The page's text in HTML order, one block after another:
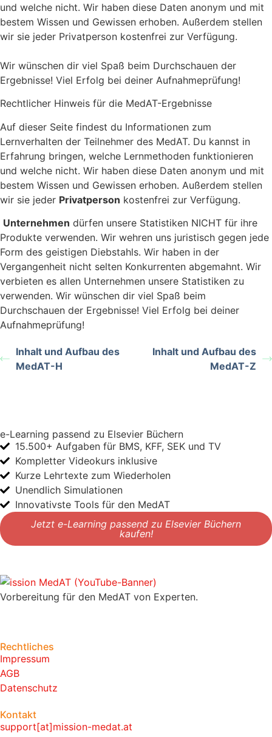
und welche nicht. Wir haben diese Daten anonym und mit
bestem Wissen und Gewissen erhoben. Außerdem stellen
wir sie jeder Privatperson kostenfrei zur Verfügung.
Wir wünschen dir viel Spaß beim Durchschauen der
Ergebnisse! Viel Erfolg bei deiner Aufnahmeprüfung!
Rechtlicher Hinweis für die MedAT-Ergebnisse
Auf dieser Seite findest du Informationen zum
Lernverhalten der Teilnehmer des MedAT. Du kannst in
Erfahrung bringen, welche Lernmethoden funktionieren
und welche nicht. Wir haben diese Daten anonym und mit
bestem Wissen und Gewissen erhoben. Außerdem stellen
wir sie jeder Privatperson kostenfrei zur Verfügung.
Unternehmen dürfen unsere Statistiken NICHT für ihre
Produkte verwenden. Wir wehren uns juristisch gegen jede
Form des geistigen Diebstahls. Wir haben in der
Vergangenheit nicht selten Konkurrenten abgemahnt. Wir
verbieten es allen Unternehmen unsere Statistiken zu
verwenden. Wir wünschen dir viel Spaß beim
Durchschauen der Ergebnisse! Viel Erfolg bei deiner
Aufnahmeprüfung!
Inhalt und Aufbau des
MedAT-H
Inhalt und Aufbau des
MedAT-Z
e-Learning passend zu Elsevier Büchern
15.500+ Aufgaben für BMS, KFF, SEK und TV
Kompletter Videokurs inklusive
Kurze Lehrtexte zum Wiederholen
Unendlich Simulationen
Innovativste Tools für den MedAT
Jetzt e-Learning passend zu Elsevier Büchern
kaufen!
Vorbereitung für den MedAT von Experten.
Rechtliches
Impressum
AGB
Datenschutz
Kontakt
support[at]mission-medat.at